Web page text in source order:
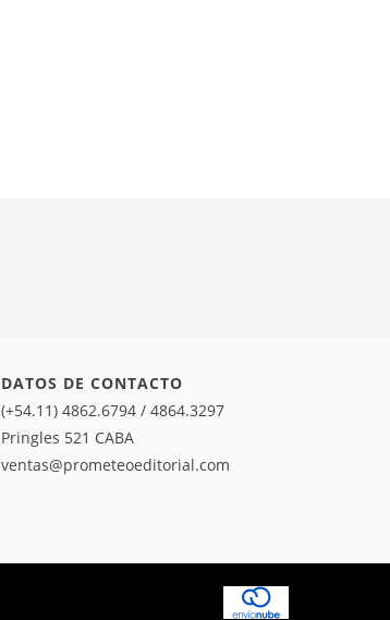
DATOS DE CONTACTO
(+54.11) 4862.6794 / 4864.3297
Pringles 521 CABA
ventas@prometeoeditorial.com